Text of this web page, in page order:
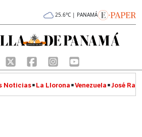
25.6°C | PANAMÁ
Noticias La Llorona Venezuela José